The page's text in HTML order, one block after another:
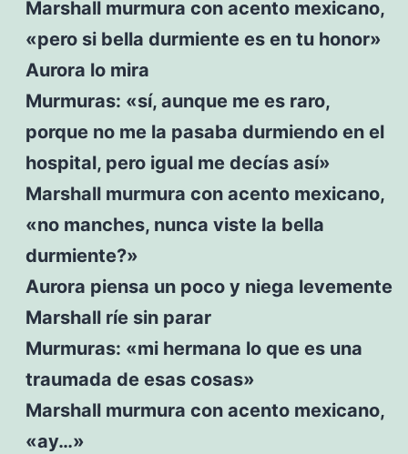
Marshall murmura con acento mexicano,
«pero si bella durmiente es en tu honor»
Aurora lo mira
Murmuras: «sí, aunque me es raro,
porque no me la pasaba durmiendo en el
hospital, pero igual me decías así»
Marshall murmura con acento mexicano,
«no manches, nunca viste la bella
durmiente?»
Aurora piensa un poco y niega levemente
Marshall ríe sin parar
Murmuras: «mi hermana lo que es una
traumada de esas cosas»
Marshall murmura con acento mexicano,
«ay…»